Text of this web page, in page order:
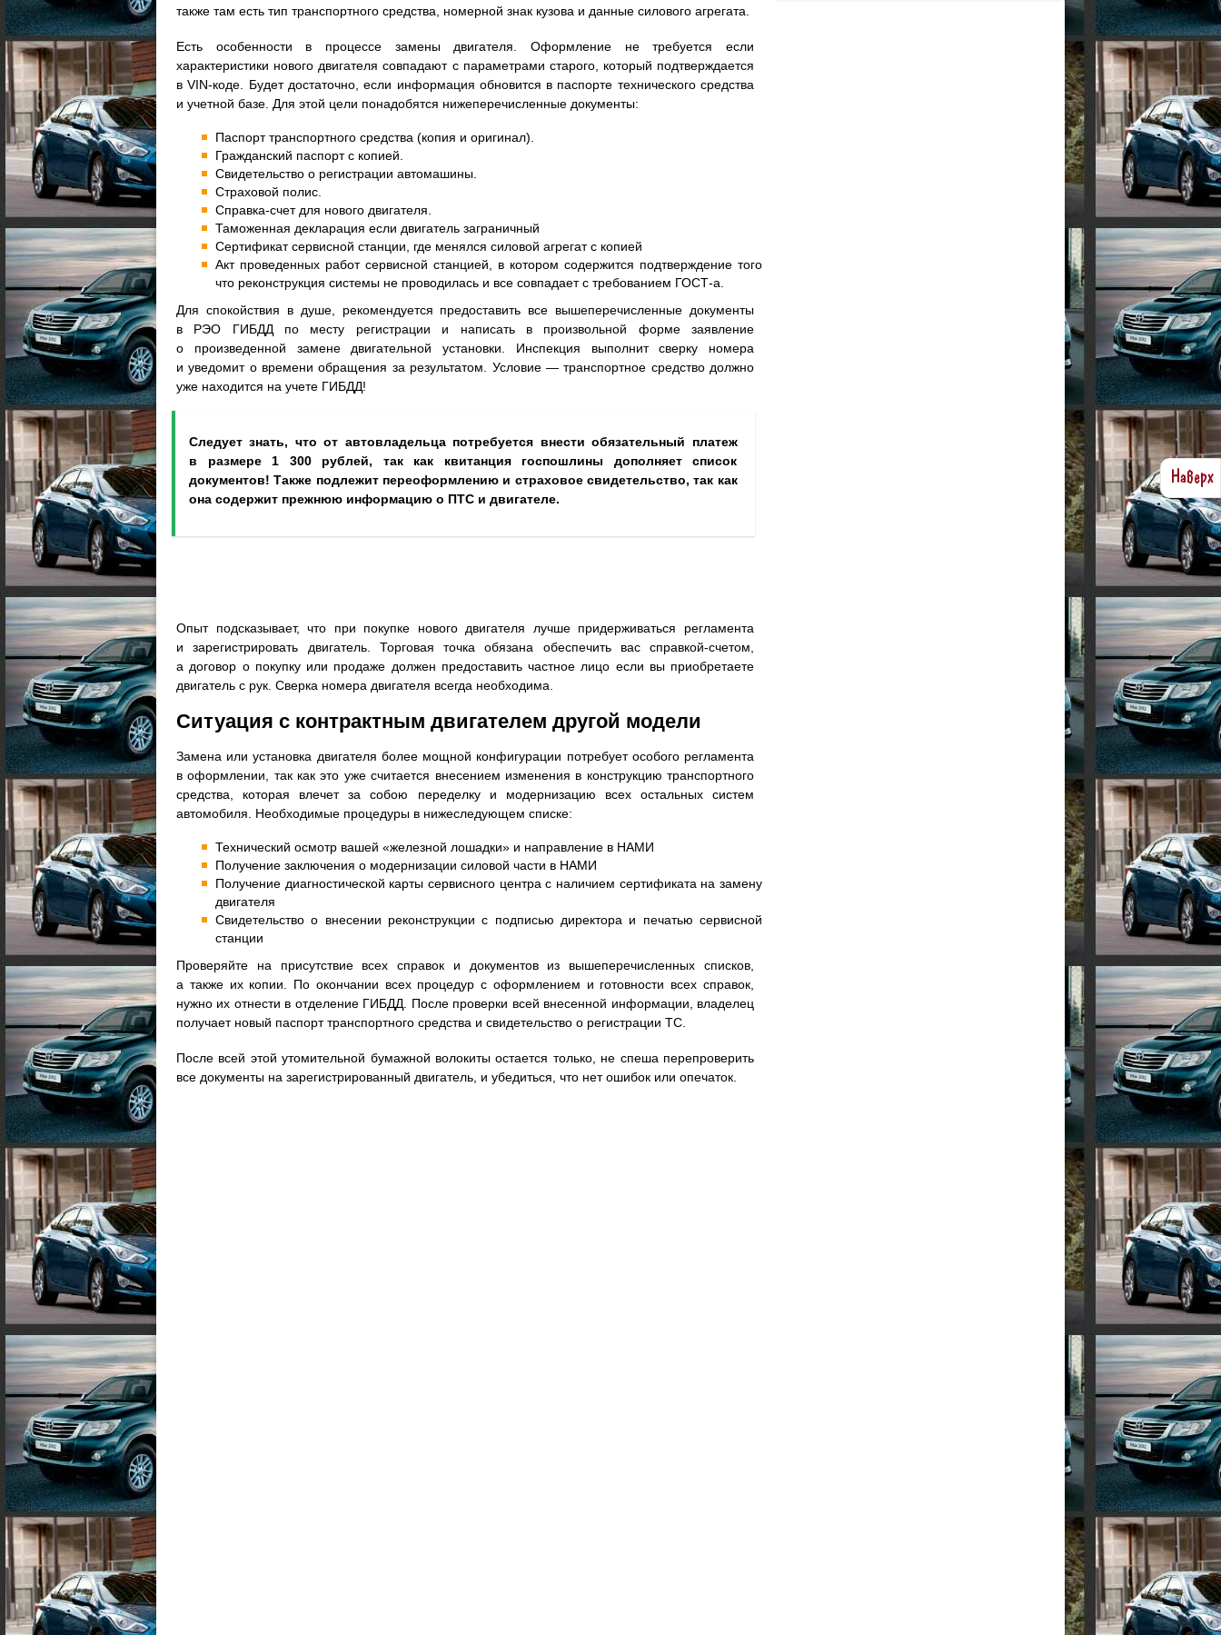
также там есть тип транспортного средства, номерной знак кузова и данные силового агрегата.
Есть особенности в процессе замены двигателя. Оформление не требуется если
характеристики нового двигателя совпадают с параметрами старого, который подтверждается
в VIN-коде. Будет достаточно, если информация обновится в паспорте технического средства
и учетной базе. Для этой цели понадобятся нижеперечисленные документы:
Паспорт транспортного средства (копия и оригинал).
Гражданский паспорт с копией.
Свидетельство о регистрации автомашины.
Страховой полис.
Справка-счет для нового двигателя.
Таможенная декларация если двигатель заграничный
Сертификат сервисной станции, где менялся силовой агрегат с копией
Акт проведенных работ сервисной станцией, в котором содержится подтверждение того
что реконструкция системы не проводилась и все совпадает с требованием ГОСТ-а.
Для спокойствия в душе, рекомендуется предоставить все вышеперечисленные документы
в РЭО ГИБДД по месту регистрации и написать в произвольной форме заявление
о произведенной замене двигательной установки. Инспекция выполнит сверку номера
и уведомит о времени обращения за результатом. Условие — транспортное средство должно
уже находится на учете ГИБДД!
Следует знать, что от автовладельца потребуется внести обязательный платеж
в размере 1 300 рублей, так как квитанция госпошлины дополняет список
документов! Также подлежит переоформлению и страховое свидетельство, так как
она содержит прежнюю информацию о ПТС и двигателе.
Опыт подсказывает, что при покупке нового двигателя лучше придерживаться регламента
и зарегистрировать двигатель. Торговая точка обязана обеспечить вас справкой-счетом,
а договор о покупку или продаже должен предоставить частное лицо если вы приобретаете
двигатель с рук. Сверка номера двигателя всегда необходима.
Ситуация с контрактным двигателем другой модели
Замена или установка двигателя более мощной конфигурации потребует особого регламента
в оформлении, так как это уже считается внесением изменения в конструкцию транспортного
средства, которая влечет за собою переделку и модернизацию всех остальных систем
автомобиля. Необходимые процедуры в нижеследующем списке:
Технический осмотр вашей «железной лошадки» и направление в НАМИ
Получение заключения о модернизации силовой части в НАМИ
Получение диагностической карты сервисного центра с наличием сертификата на замену
двигателя
Свидетельство о внесении реконструкции с подписью директора и печатью сервисной
станции
Проверяйте на присутствие всех справок и документов из вышеперечисленных списков,
а также их копии. По окончании всех процедур с оформлением и готовности всех справок,
нужно их отнести в отделение ГИБДД. После проверки всей внесенной информации, владелец
получает новый паспорт транспортного средства и свидетельство о регистрации ТС.
После всей этой утомительной бумажной волокиты остается только, не спеша перепроверить
все документы на зарегистрированный двигатель, и убедиться, что нет ошибок или опечаток.